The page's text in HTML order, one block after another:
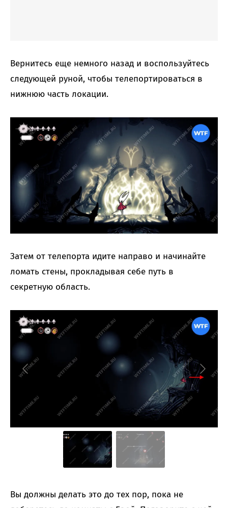
Вернитесь еще немного назад и воспользуйтесь
следующей руной, чтобы телепортироваться в
нижнюю часть локации.
Затем от телепорта идите направо и начинайте
ломать стены, прокладывая себе путь в
секретную область.
Вы должны делать это до тех пор, пока не